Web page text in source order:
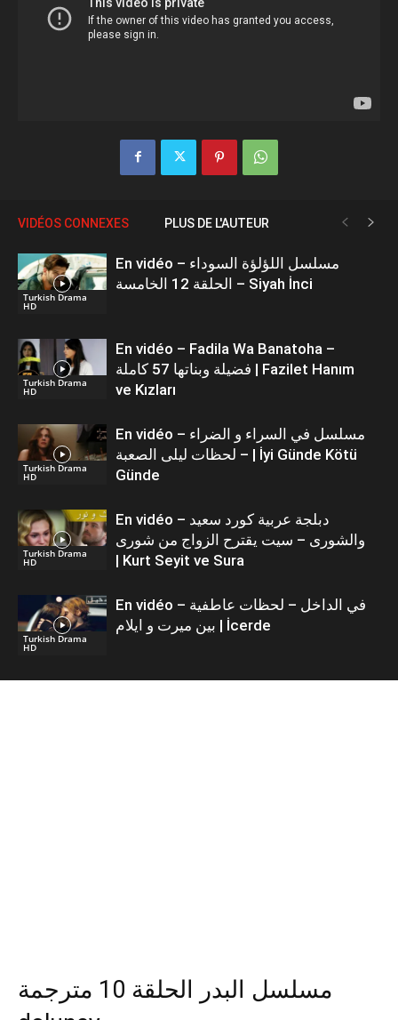
VIDÉOS CONNEXES PLUS DE L'AUTEUR
Turkish Drama
HD
En vidéo – مسلسل اللؤلؤة السوداء
الحلقة 12 الخامسة – Siyah İnci
Turkish Drama
HD
En vidéo – Fadila Wa Banatoha –
فضيلة وبناتها 57 كاملة | Fazilet Hanım
ve Kızları
Turkish Drama
HD
En vidéo – مسلسل في السراء و الضراء
– لحظات ليلى الصعبة | İyi Günde Kötü
Günde
Turkish Drama
HD
En vidéo – دبلجة عربية كورد سعيد
والشورى – سيت يقترح الزواج من شورى
| Kurt Seyit ve Sura
Turkish Drama
HD
En vidéo – في الداخل – لحظات عاطفية
بين ميرت و ايلام | İcerde
مسلسل البدر الحلقة 10 مترجمة